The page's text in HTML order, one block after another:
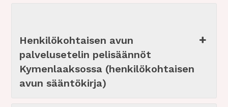
Henkilökohtaisen avun
palvelusetelin pelisäännöt
Kymenlaaksossa (henkilökohtaisen
avun sääntökirja)